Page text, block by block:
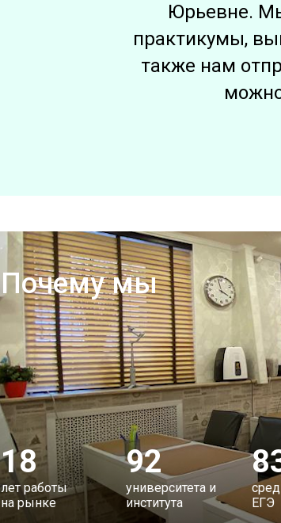
Юрьевне.
практикумы,
также нам
Почему мы
18
лет работы
на рынке
92
университета и
института
ЕГЭ